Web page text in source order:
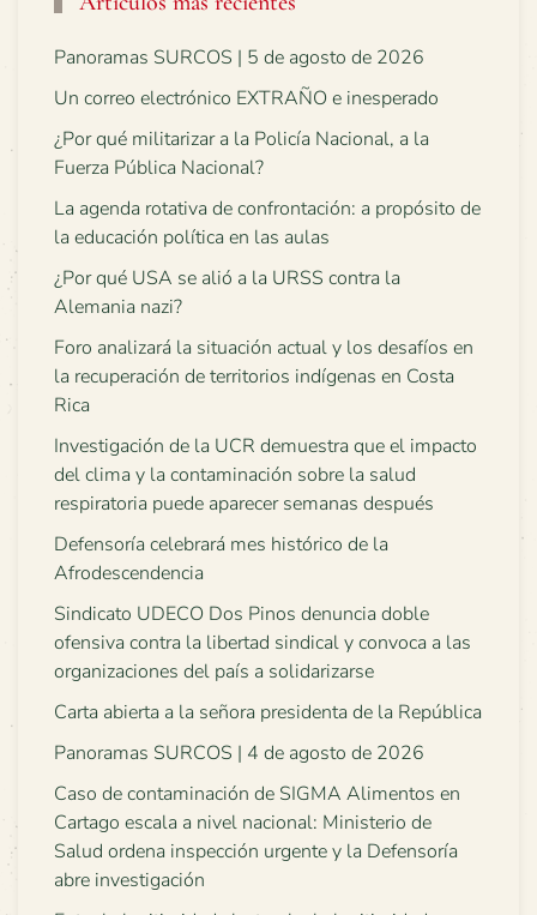
Panoramas SURCOS | 5 de agosto de 2026
Un correo electrónico EXTRAÑO e inesperado
¿Por qué militarizar a la Policía Nacional, a la
Fuerza Pública Nacional?
La agenda rotativa de confrontación: a propósito de
la educación política en las aulas
¿Por qué USA se alió a la URSS contra la
Alemania nazi?
Foro analizará la situación actual y los desafíos en
la recuperación de territorios indígenas en Costa
Rica
Investigación de la UCR demuestra que el impacto
del clima y la contaminación sobre la salud
respiratoria puede aparecer semanas después
Defensoría celebrará mes histórico de la
Afrodescendencia
Sindicato UDECO Dos Pinos denuncia doble
ofensiva contra la libertad sindical y convoca a las
organizaciones del país a solidarizarse
Carta abierta a la señora presidenta de la República
Panoramas SURCOS | 4 de agosto de 2026
Caso de contaminación de SIGMA Alimentos en
Cartago escala a nivel nacional: Ministerio de
Salud ordena inspección urgente y la Defensoría
abre investigación